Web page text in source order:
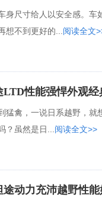
身尺寸给人以安全感。
想不到更好的... 阅读全文
LTD性能强悍外观经
猛禽，一说日系越野，
？虽然是日... 阅读全文>>
途动力充沛越野性能